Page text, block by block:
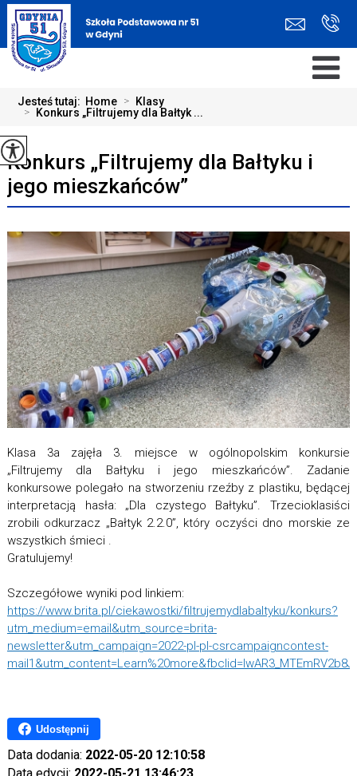
Jesteś tutaj: Home > Klasy
> Konkurs „Filtrujemy dla Bałtyk ...
Konkurs „Filtrujemy dla Bałtyku i
jego mieszkańców”
Klasa 3a zajęła 3. miejsce w ogólnopolskim konkursie
„Filtrujemy dla Bałtyku i jego mieszkańców”. Zadanie
konkursowe polegało na stworzeniu rzeźby z plastiku, będącej
interpretacją hasła: „Dla czystego Bałtyku”. Trzecioklasiści
zrobili odkurzacz „Bałtyk 2.2.0”, który oczyści dno morskie ze
wszystkich śmieci .
Gratulujemy!
Szczegółowe wyniki pod linkiem:
https://www.brita.pl/ciekawostki/filtrujemydlabaltyku/konkurs?
utm_medium=email&utm_source=brita-
newsletter&utm_campaign=2022-pl-pl-csrcampaigncontest-
Udostępnij
Data dodania: 2022-05-20 12:10:58